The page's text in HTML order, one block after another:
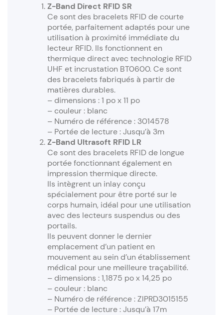
Z-Band Direct RFID SR
Ce sont des bracelets RFID de courte
portée, parfaitement adaptés pour une
utilisation à proximité immédiate du
lecteur RFID. Ils fonctionnent en
thermique direct avec technologie RFID
UHF et incrustation BT0600. Ce sont
des bracelets fabriqués à partir de
matières durables.
– dimensions : 1 po x 11 po
– couleur : blanc
– Numéro de référence : 3014578
– Portée de lecture : Jusqu’à 3m
Z-Band Ultrasoft RFID LR
Ce sont des bracelets RFID de longue
portée fonctionnant également en
impression thermique directe.
Ils intègrent un inlay conçu
spécialement pour être porté sur le
corps humain, idéal pour une utilisation
avec des lecteurs suspendus ou des
portails.
Ils peuvent donner le dernier
emplacement d’un patient en
mouvement au sein d’un établissement
médical pour une meilleure traçabilité.
– dimensions : 1,1875 po x 14,25 po
– couleur : blanc
– Numéro de référence : ZIPRD3015155
– Portée de lecture : Jusqu’à 17m